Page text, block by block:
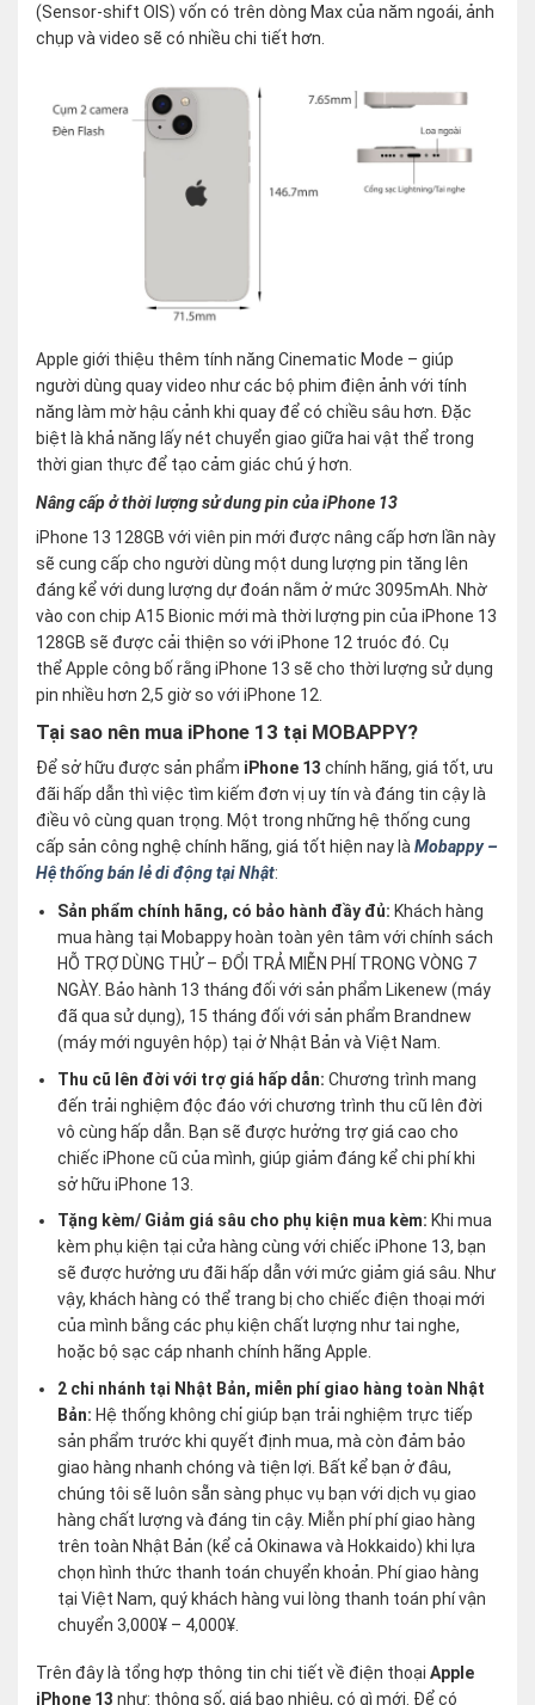
(Sensor-shift OIS) vốn có trên dòng Max của năm ngoái, ảnh
chụp và video sẽ có nhiều chi tiết hơn.
Apple giới thiệu thêm tính năng Cinematic Mode – giúp
người dùng quay video như các bộ phim điện ảnh với tính
năng làm mờ hậu cảnh khi quay để có chiều sâu hơn. Đặc
biệt là khả năng lấy nét chuyển giao giữa hai vật thể trong
thời gian thực để tạo cảm giác chú ý hơn.
Nâng cấp ở thời lượng sử dung pin của iPhone 13
iPhone 13 128GB với viên pin mới được nâng cấp hơn lần này
sẽ cung cấp cho người dùng một dung lượng pin tăng lên
đáng kể với dung lượng dự đoán nằm ở mức 3095mAh. Nhờ
vào con chip A15 Bionic mới mà thời lượng pin của iPhone 13
128GB sẽ được cải thiện so với iPhone 12 truóc đó. Cụ
thể Apple công bố rằng iPhone 13 sẽ cho thời lượng sử dụng
pin nhiều hơn 2,5 giờ so với iPhone 12.
Tại sao nên mua iPhone 13 tại MOBAPPY?
Để sở hữu được sản phẩm iPhone 13 chính hãng, giá tốt, ưu
đãi hấp dẫn thì việc tìm kiếm đơn vị uy tín và đáng tin cậy là
điều vô cùng quan trọng. Một trong những hệ thống cung
cấp sản công nghệ chính hãng, giá tốt hiện nay làMobappy –
Hệ thống bán lẻ di động tại Nhật:
Sản phẩm chính hãng, có bảo hành đầy đủ: Khách hàng
mua hàng tại Mobappy hoàn toàn yên tâm với chính sách
HỖ TRỢ DÙNG THỬ – ĐỔI TRẢ MIỄN PHÍ TRONG VÒNG 7
NGÀY. Bảo hành 13 tháng đối với sản phẩm Likenew (máy
đã qua sử dụng), 15 tháng đối với sản phẩm Brandnew
(máy mới nguyên hộp) tại ở Nhật Bản và Việt Nam.
Thu cũ lên đời với trợ giá hấp dẫn:Chương trình mang
đến trải nghiệm độc đáo với chương trình thu cũ lên đời
vô cùng hấp dẫn. Bạn sẽ được hưởng trợ giá cao cho
chiếc iPhone cũ của mình, giúp giảm đáng kể chi phí khi
sở hữu iPhone 13.
Tặng kèm/ Giảm giá sâu cho phụ kiện mua kèm: Khi mua
kèm phụ kiện tại cửa hàng cùng với chiếc iPhone 13, bạn
sẽ được hưởng ưu đãi hấp dẫn với mức giảm giá sâu. Như
vậy, khách hàng có thể trang bị cho chiếc điện thoại mới
của mình bằng các phụ kiện chất lượng như tai nghe,
hoặc bộ sạc cáp nhanh chính hãng Apple.
2 chi nhánh tại Nhật Bản, miễn phí giao hàng toàn Nhật
Bản:Hệ thống không chỉ giúp bạn trải nghiệm trực tiếp
sản phẩm trước khi quyết định mua, mà còn đảm bảo
giao hàng nhanh chóng và tiện lợi. Bất kể bạn ở đâu,
chúng tôi sẽ luôn sẵn sàng phục vụ bạn với dịch vụ giao
hàng chất lượng và đáng tin cậy. Miễn phí phí giao hàng
trên toàn Nhật Bản (kể cả Okinawa và Hokkaido) khi lựa
chọn hình thức thanh toán chuyển khoản. Phí giao hàng
tại Việt Nam, quý khách hàng vui lòng thanh toán phí vận
chuyển 3,000¥ – 4,000¥.
Trên đây là tổng hợp thông tin chi tiết về điện thoại Apple
iPhone 13 như: thông số, giá bao nhiêu, có gì mới. Để có